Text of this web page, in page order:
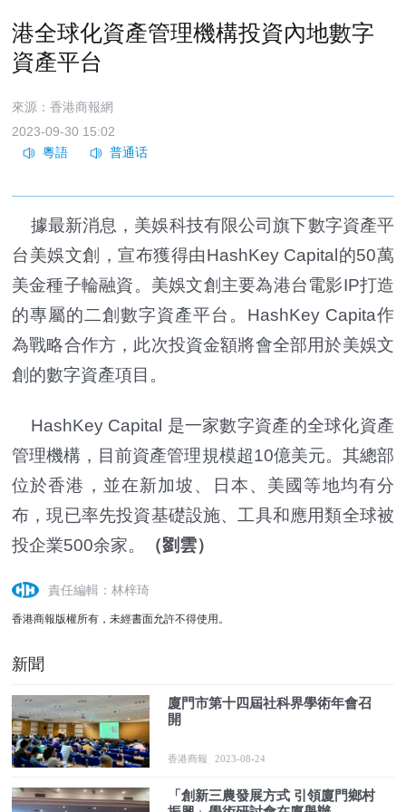
港全球化資產管理機構投資內地數字
資產平台
來源：香港商報網
2023-09-30 15:02
據最新消息，美娛科技有限公司旗下數字資產平
台美娛文創，宣布獲得由HashKey Capital的50萬
美金種子輪融資。美娛文創主要為港台電影IP打造
的專屬的二創數字資產平台。HashKey Capita作
為戰略合作方，此次投資金額將會全部用於美娛文
創的數字資產項目。
HashKey Capital 是一家數字資產的全球化資產
管理機構，目前資產管理規模超10億美元。其總部
位於香港，並在新加坡、日本、美國等地均有分
布，現已率先投資基礎設施、工具和應用類全球被
投企業500余家。
（劉雲）
責任編輯：林梓琦
香港商報版權所有，未經書面允許不得使用。
新聞
廈門市第十四屆社科界學術年會召
開
香港商報 2023-08-24
「創新三農發展方式 引領廈門鄉村